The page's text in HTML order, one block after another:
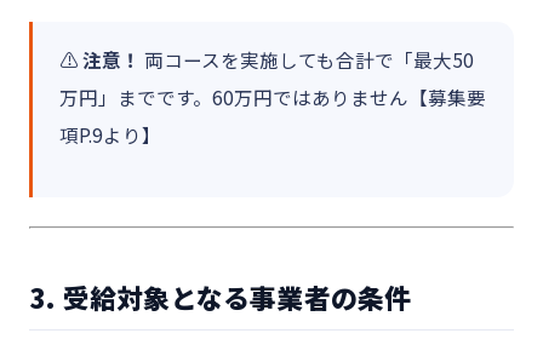
⚠️注意！ 両コースを実施しても合計で「最大50
万円」までです。60万円ではありません【募集要
項P.9より】
3. 受給対象となる事業者の条件